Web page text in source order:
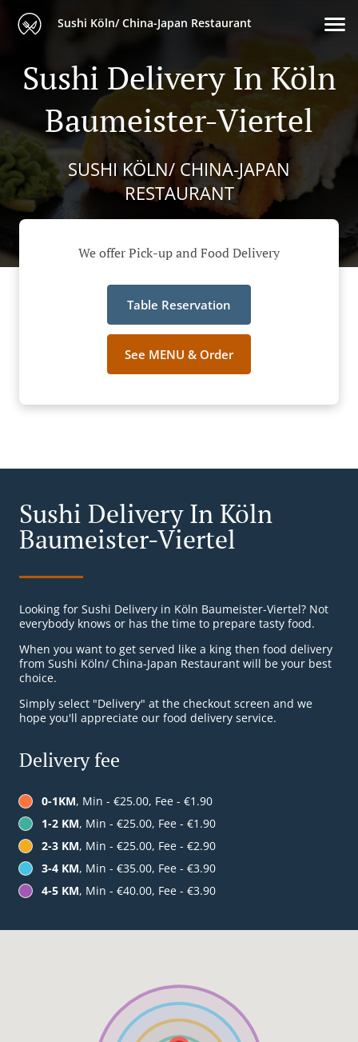
Sushi Köln/ China-Japan Restaurant
Sushi Delivery In Köln
Baumeister-Viertel
SUSHI KÖLN/ CHINA-JAPAN
RESTAURANT
We offer Pick-up and Food Delivery
Table Reservation
See MENU & Order
Sushi Delivery In Köln
Baumeister-Viertel
Looking for Sushi Delivery in Köln Baumeister-Viertel? Not
everybody knows or has the time to prepare tasty food.
When you want to get served like a king then food delivery
from Sushi Köln/ China-Japan Restaurant will be your best
choice.
Simply select "Delivery" at the checkout screen and we
hope you'll appreciate our food delivery service.
Delivery fee
0-1KM, Min - €25.00, Fee - €1.90
1-2 KM, Min - €25.00, Fee - €1.90
2-3 KM, Min - €25.00, Fee - €2.90
3-4 KM, Min - €35.00, Fee - €3.90
4-5 KM, Min - €40.00, Fee - €3.90